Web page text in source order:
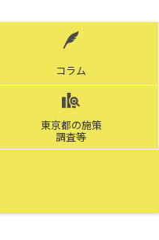
コラム
東京都の施策
調査等